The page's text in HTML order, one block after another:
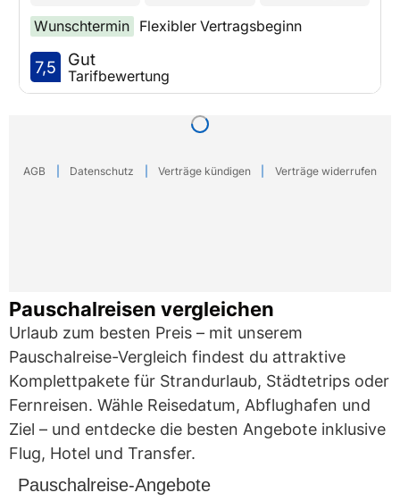
Pauschalreisen vergleichen
Urlaub zum besten Preis – mit unserem
Pauschalreise-Vergleich findest du attraktive
Komplettpakete für Strandurlaub, Städtetrips oder
Fernreisen. Wähle Reisedatum, Abflughafen und
Ziel – und entdecke die besten Angebote inklusive
Flug, Hotel und Transfer.